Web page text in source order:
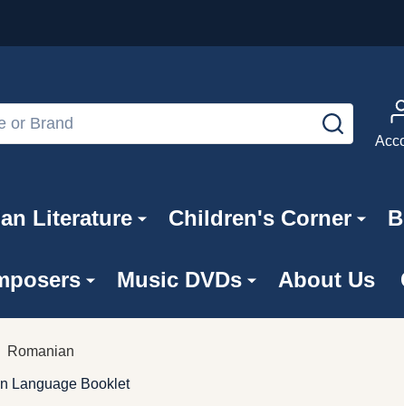
Literature Children's Corner
Music DVDs About Us
Romanian
Language Booklet